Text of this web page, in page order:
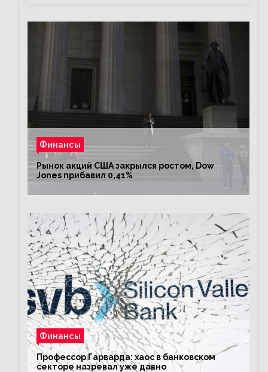
Финансы
Рынок акций США закрылся ростом, Dow
Jones прибавил 0,41%
Финансы
Профессор Гарварда: хаос в банковском
секторе назревал уже давно